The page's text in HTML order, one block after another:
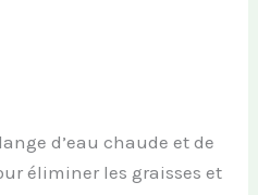
d’eau chaude et de
éliminer les graisses et